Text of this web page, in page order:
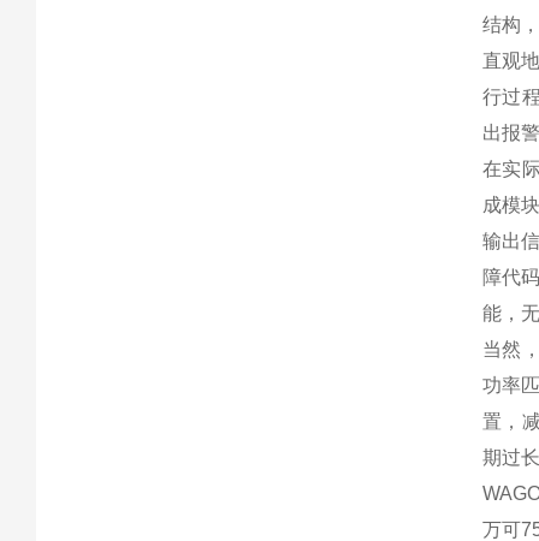
结构
直观
行过
出报
在实
成模
输出
障代
能，
当然
功率
置，
期过
万可